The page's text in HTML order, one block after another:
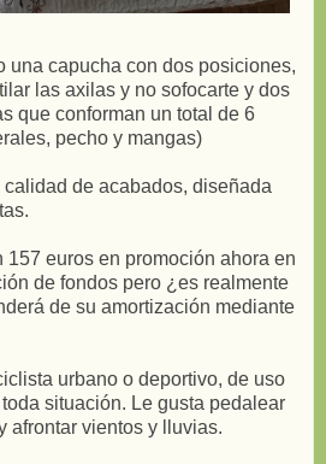
una capucha con dos posiciones,
las axilas y no sofocarte y dos
que conforman un total de 6
pecho y mangas)
calidad de acabados, diseñada
157 euros en promoción ahora en
de fondos pero ¿es realmente
de su amortización mediante
urbano o deportivo, de uso
situación. Le gusta pedalear
afrontar vientos y lluvias.